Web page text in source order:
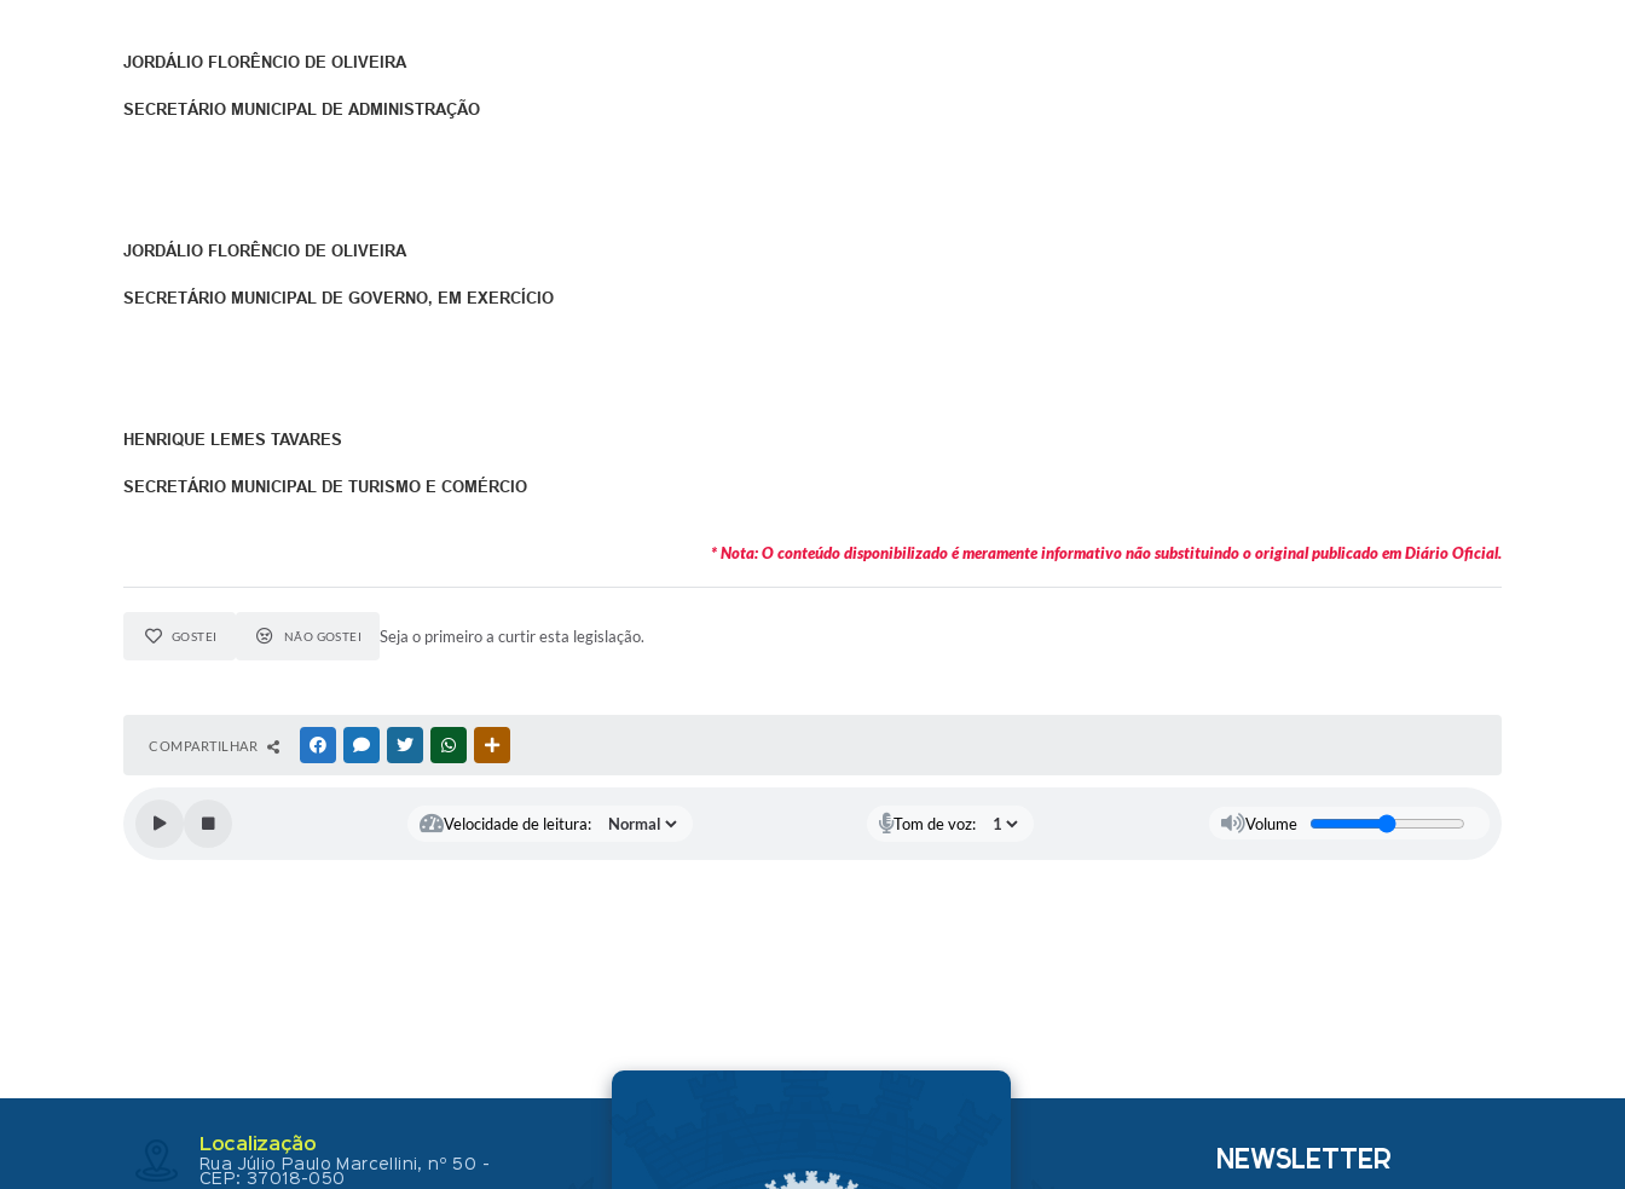
JORDÁLIO FLORÊNCIO DE OLIVEIRA
SECRETÁRIO MUNICIPAL DE ADMINISTRAÇÃO
JORDÁLIO FLORÊNCIO DE OLIVEIRA
SECRETÁRIO MUNICIPAL DE GOVERNO, EM EXERCÍCIO
HENRIQUE LEMES TAVARES
SECRETÁRIO MUNICIPAL DE TURISMO E COMÉRCIO
* Nota: O conteúdo disponibilizado é meramente informativo não substituindo o original publicado em Diário Oficial.
GOSTEI NÃO GOSTEI Seja o primeiro a curtir esta legislação.
COMPARTILHAR FACEBOOKMESSENGER
TWITTERWHATSAPP
Velocidade de leitura: Tom de voz: Volume
Localização
Rua Júlio Paulo Marcellini, nº 50 -
CEP: 37018-050
NEWSLETTER